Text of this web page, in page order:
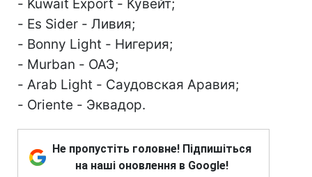
- Kuwait Export - Кувейт;
- Es Sider - Ливия;
- Bonny Light - Нигерия;
- Murban - ОАЭ;
- Arab Light - Саудовская Аравия;
- Oriente - Эквадор.
Не пропустіть головне! Підпишіться
на наші оновлення в Google!